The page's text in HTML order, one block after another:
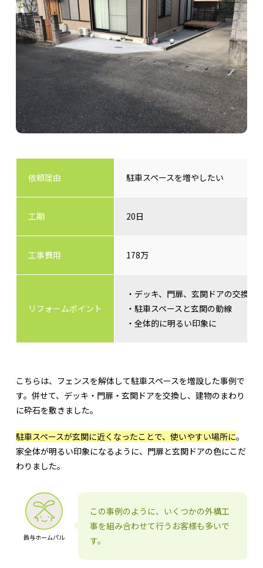
依頼理由 駐車スペースを増やしたい
工期 20日
工事費用 178万
リフォームポイント
・デッキ、門扉、玄関ドアの交換、
・駐車スペースと玄関の動線
・全体的に明るい印象に
こちらは、フェンスを解体して駐車スペースを増設した事例で
す。併せて、デッキ・門扉・玄関ドアを交換し、建物のまわり
に砕石を敷きました。
駐車スペースが玄関に近くなったことで、使いやすい場所に。
家全体が明るい印象になるように、門扉と玄関ドアの色にこだ
わりました。
鈴与ホームパル
この事例のように、いくつかの外構工
事を組み合わせて行うお客様も多いで
す。